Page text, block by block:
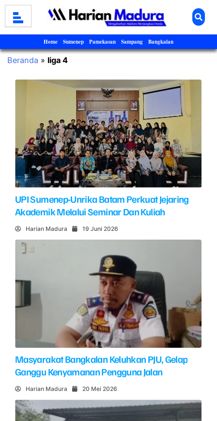
Home Sumenep Pamekasan Sampang Bangkalan
Beranda » liga 4
UPI Sumenep-Unrika Batam Perkuat Jejaring
Akademik Melalui Seminar Dan Kuliah
Harian Madura 19 Juni 2026
Masyarakat Bangkalan Keluhkan PJU, Gelap
Ganggu Kenyamanan Pengguna Jalan
Harian Madura 20 Mei 2026